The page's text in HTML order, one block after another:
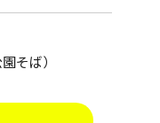
そば）